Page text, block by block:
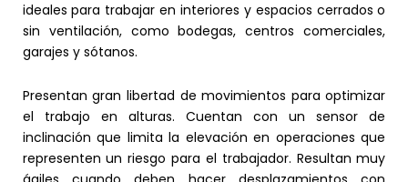
ideales para trabajar en interiores y espacios cerrados o
sin ventilación, como bodegas, centros comerciales,
garajes y sótanos.
Presentan gran libertad de movimientos para optimizar
el trabajo en alturas. Cuentan con un sensor de
inclinación que limita la elevación en operaciones que
representen un riesgo para el trabajador. Resultan muy